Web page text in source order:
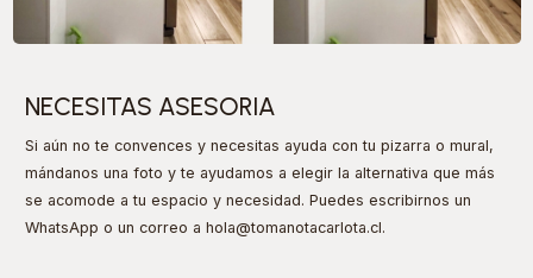
NECESITAS ASESORIA
Si aún no te convences y necesitas ayuda con tu pizarra o mural,
mándanos una foto y te ayudamos a elegir la alternativa que más
se acomode a tu espacio y necesidad. Puedes escribirnos un
WhatsApp o un correo a hola@tomanotacarlota.cl.